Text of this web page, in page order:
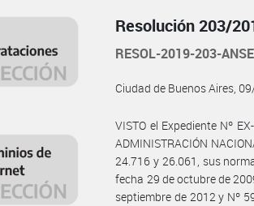
Resolución 203/
RESOL-2019-203-
Ciudad de Buenos Aires,
VISTO el Expediente Nº
ADMINISTRACIÓN
24.716 y 26.061, sus
fecha 29 de octubre de
septiembre de 2012 y Nº